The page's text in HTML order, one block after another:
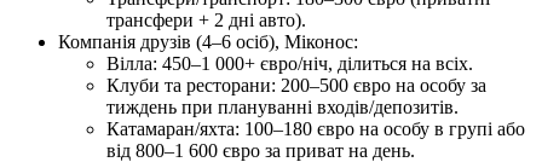
трансфери + 2 дні авто).
Компанія друзів (4–6 осіб), Міконос:
Вілла: 450–1 000+ євро/ніч, ділиться на всіх.
Клуби та ресторани: 200–500 євро на особу за
тиждень при плануванні входів/депозитів.
Катамаран/яхта: 100–180 євро на особу в групі або
від 800–1 600 євро за приват на день.